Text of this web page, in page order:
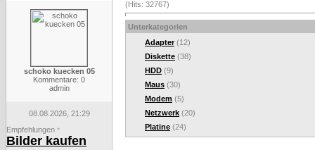
schoko kuecken 05
Kommentare: 0
admin
08.08.2026, 21:29
Empfehlungen *
Bilder kaufen
(Hits: 32767)
Unterkategorien
Adapter(12)
Diskette (38)
HDD (9)
Maus (30)
Modem (5)
Netzwerk (20)
Platine (24)